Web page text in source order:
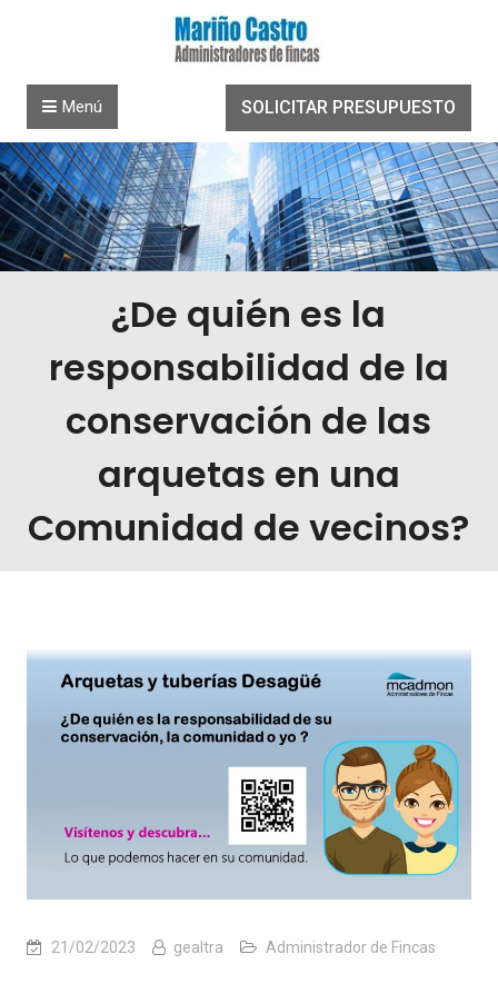
SOLICITAR PRESUPUESTO
Menú
¿De quién es la
responsabilidad de la
conservación de las
arquetas en una
Comunidad de vecinos?
21/02/2023 gealtra Administrador de Fincas